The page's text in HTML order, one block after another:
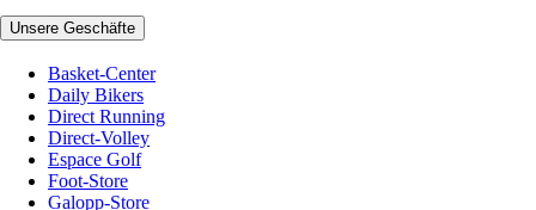
Unsere Geschäfte
Basket-Center
Daily Bikers
Direct Running
Direct-Volley
Espace Golf
Foot-Store
Galopp-Store